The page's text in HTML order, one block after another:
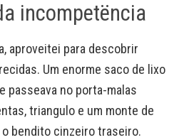
incompetëncia
aproveitei para descobrir
Um enorme saco de lixo
passeava no porta-malas
triangulo e um monte de
bendito cinzeiro traseiro.